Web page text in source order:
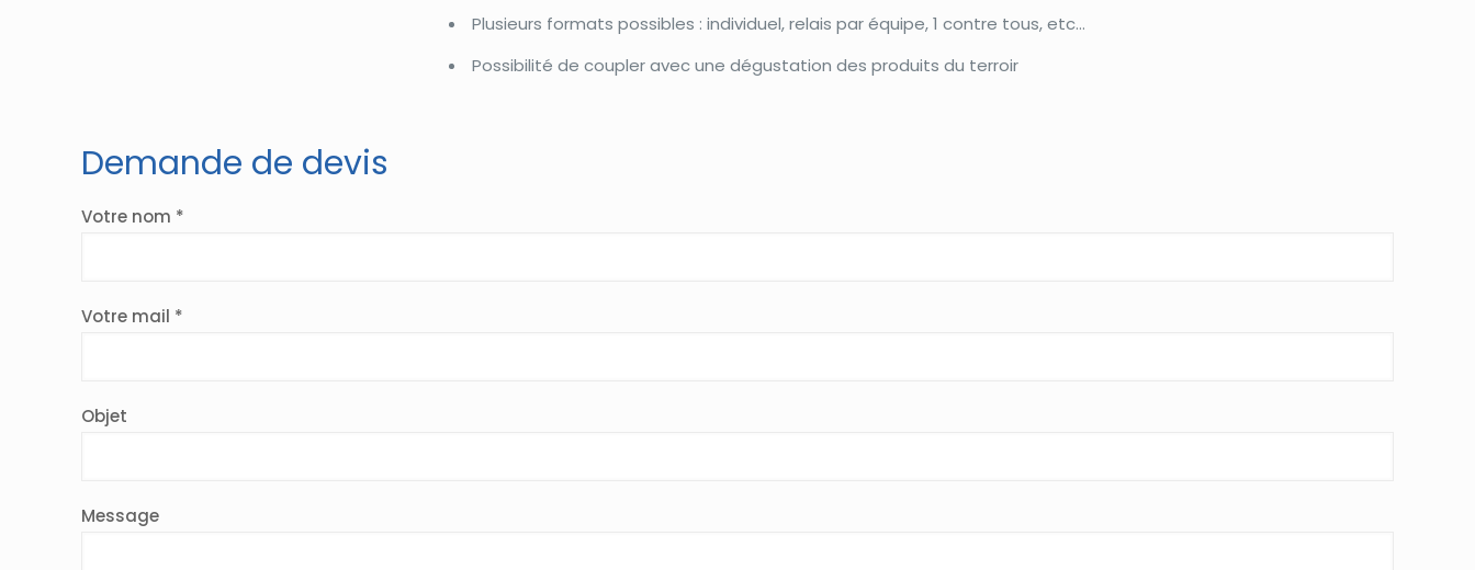
Plusieurs formats possibles : individuel, relais par équipe, 1 contre tous, etc...
Possibilité de coupler avec une dégustation des produits du terroir
Demande de devis
Votre nom *
Votre mail *
Objet
Message